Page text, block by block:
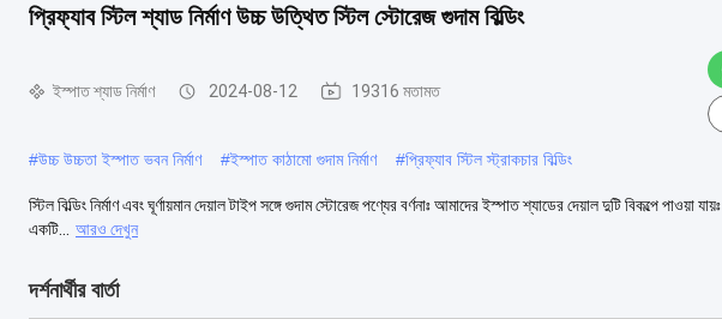
প্রিফ্যাব স্টিল শ্যাড নির্মাণ উচ্চ উত্থিত স্টিল স্টোরেজ গুদাম বিল্ডিং
ইস্পাত শ্যাড নির্মাণ 2024-08-12 19316 মতামত
#উচ্চ উচ্চতা ইস্পাত ভবন নির্মাণ #ইস্পাত কাঠামো গুদাম নির্মাণ #প্রিফ্যাব স্টিল স্ট্রাকচার বিল্ডিং
স্টিল বিল্ডিং নির্মাণ এবং ঘূর্ণায়মান দেয়াল টাইপ সঙ্গে গুদাম স্টোরেজ পণ্যের বর্ণনাঃ আমাদের ইস্পাত শ্যাডের দেয়াল দুটি বিকল্পে
একটি...
আরও দেখুন
দর্শনার্থীর বার্তা